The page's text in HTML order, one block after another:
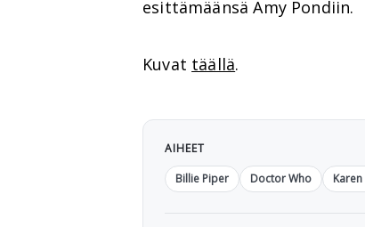
esittämäänsä Amy Pondiin.
Kuvat täällä.
AIHEET
Billie Piper
Doctor Who